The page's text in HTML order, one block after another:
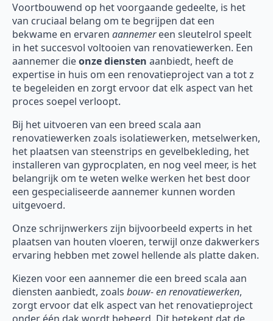
Voortbouwend op het voorgaande gedeelte, is het
van cruciaal belang om te begrijpen dat een
bekwame en ervaren aannemereen sleutelrol speelt
in het succesvol voltooien van renovatiewerken. Een
aannemer dieonze diensten aanbiedt, heeft de
expertise in huis om een renovatieproject van a tot z
te begeleiden en zorgt ervoor dat elk aspect van het
proces soepel verloopt.
Bij het uitvoeren van een breed scala aan
renovatiewerken zoals isolatiewerken, metselwerken,
het plaatsen van steenstrips en gevelbekleding, het
installeren van gyprocplaten, en nog veel meer, is het
belangrijk om te weten welke werken het best door
een gespecialiseerde aannemer kunnen worden
uitgevoerd.
Onze schrijnwerkers zijn bijvoorbeeld experts in het
plaatsen van houten vloeren, terwijl onze dakwerkers
ervaring hebben met zowel hellende als platte daken.
Kiezen voor een aannemer die een breed scala aan
diensten aanbiedt, zoals bouw- en renovatiewerken,
zorgt ervoor dat elk aspect van het renovatieproject